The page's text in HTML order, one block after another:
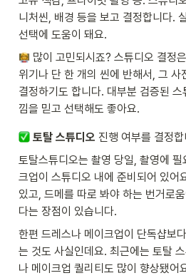
니처씬, 배경 등을 보고 결정합니다.
선택에 도움이 돼요.
많이 고민되시죠? 스튜디오 결정
위기나 단 한 개의 씬에 반해서, 그 사
결정하기도 합니다. 대부분 검증된
낌을 믿고 선택해도 좋아요.
토탈 스튜디오 진행 여부를 결정
토탈스튜디오는 촬영 당일, 촬영에 필
크업이 스튜디오 내에 준비되어 있어
있고, 드메를 따로 봐야 하는 번거로
다는 장점이 있습니다.
한편 드레스나 메이크업이 단독샵보
는 것도 사실인데요. 최근에는 토탈
나 메이크업 퀄리티도 많이 향상됐어